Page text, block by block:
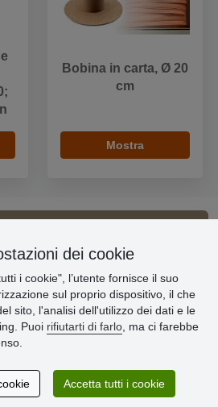
Bobina in carta, Ø 20
cm
Mostra
dei cookie
i cookie", l’utente fornisce il suo
sul proprio dispositivo, il che
sito, l'analisi dell'utilizzo dei dati e le
Puoi rifiutarti di farlo , ma ci farebbe
Accetta tutti i cookie